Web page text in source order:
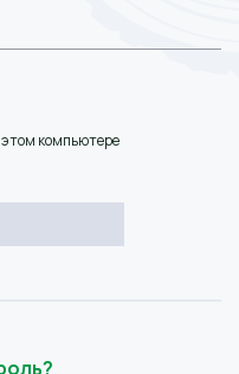
компьютере